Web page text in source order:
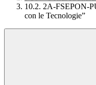
10.2. 2A-FSEPON-
con le Tecnologie”